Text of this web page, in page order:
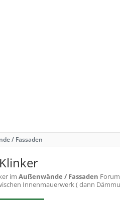
/ Fassaden
im Außenwände / Fassaden
Innenmauerwerk ( dann